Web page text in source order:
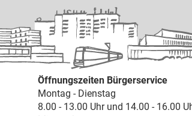
Öffnungszeiten Bürgerservice
Montag - Dienstag
8.00 - 13.00 Uhr und 14.00 - 16.00